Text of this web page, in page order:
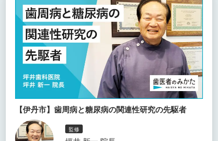
【伊丹市】歯周病と糖尿病の関連性研究の先駆者
監修